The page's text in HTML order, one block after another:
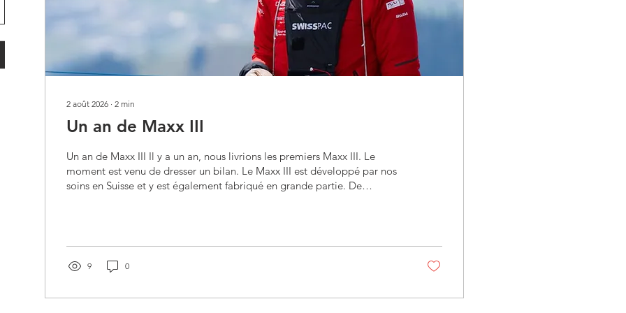
2 août 2026 ∙ 2 min
Un an de Maxx III
Un an de Maxx III Il y a un an, nous livrions les premiers Maxx III. Le
moment est venu de dresser un bilan. Le Maxx III est développé par nos
soins en Suisse et y est également fabriqué en grande partie. De
circuits imprimés, le moulage par injection des pièces en plastique, le
collage de l’écran...
9 0